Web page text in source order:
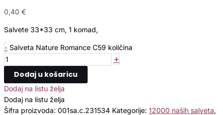
0,40 €
Salvete 33*33 cm, 1 komad,
- Salveta Nature Romance C59 količina
+
Dodaj u košaricu
Dodaj na listu želja
Dodaj na listu želja
Šifra proizvoda: 001sa.c.231534 Kategorije: 12000 naših salveta,